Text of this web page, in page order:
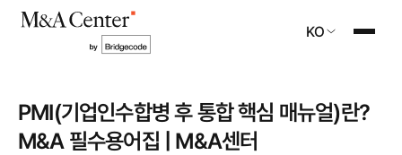
KO
PMI(기업인수합병 후 통합 핵심 매뉴얼)란?
M&A 필수용어집 | M&A센터